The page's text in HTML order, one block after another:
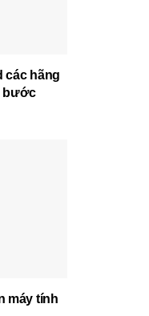
các hãng
bước
máy tính